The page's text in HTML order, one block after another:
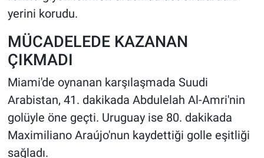
yerini korudu.
MÜCADELEDE KAZANAN
ÇIKMADI
Miami'de oynanan karşılaşmada Suudi
Arabistan, 41. dakikada Abdulelah Al-Amri'nin
golüyle öne geçti. Uruguay ise 80. dakikada
Maximiliano Araújo'nun kaydettiği golle eşitliği
sağladı.